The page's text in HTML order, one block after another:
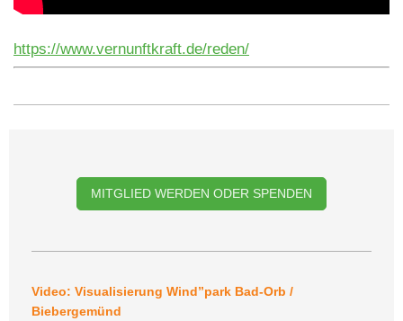
https://www.vernunftkraft.de/reden/
MITGLIED WERDEN ODER SPENDEN
Video: Visualisierung Wind”park Bad-Orb /
Biebergemünd